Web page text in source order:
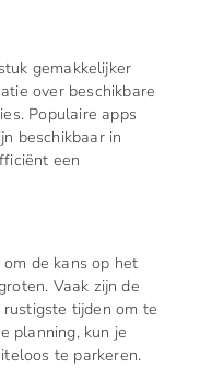
gemakkelijker
over beschikbare
Populaire apps
beschikbaar in
een
de kans op het
Vaak zijn de
tijden om te
planning, kun je
te parkeren.